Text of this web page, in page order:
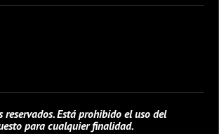
reservados. Está prohibido el uso del
para cualquier finalidad.